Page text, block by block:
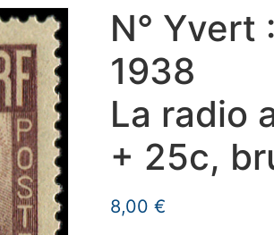
N° Yvert
1938
La radio
+ 25c,
8,00 €